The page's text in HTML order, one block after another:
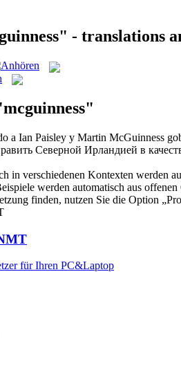
- translations
a Ian Paisley y Martin McGuinness
Северной Ирландией в
in verschiedenen Kontexten werden
werden automatisch aus
finden, nutzen Sie die Option
für Ihren PC&Laptop